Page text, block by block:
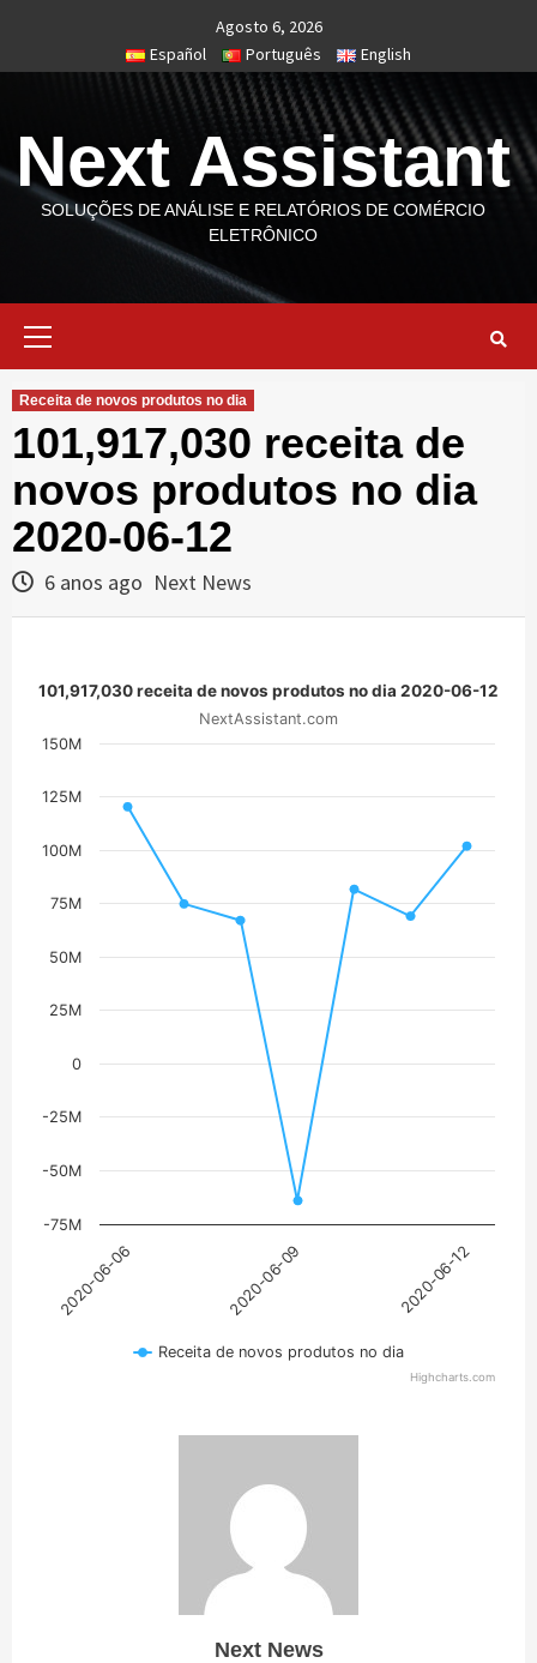
content
Agosto 6, 2026
Español
Português English
Next Assistant
SOLUÇÕES DE ANÁLISE E RELATÓRIOS DE COMÉRCIO
ELETRÔNICO
Receita de novos produtos no dia
101,917,030 receita de
novos produtos no dia
2020-06-12
6 anos ago Next News
101,917,030 receita de novos produtos no dia 2020-06-12
NextAssistant.com
2020-06-06 2020-06-12
2020-06-09
-75M
-50M
-25M
0
25M
50M
75M
100M
125M
150M
Receita de novos produtos no dia
Highcharts.com
Next News